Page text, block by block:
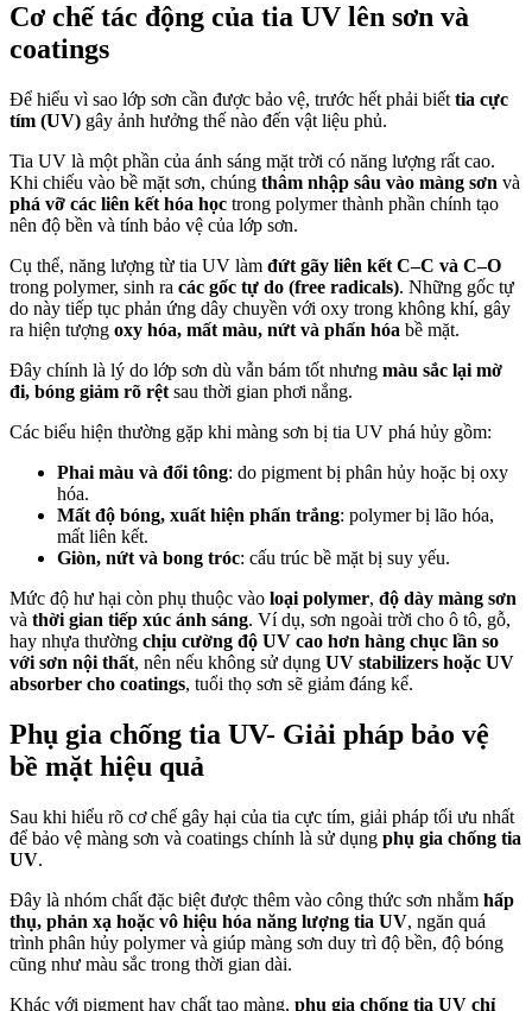
Cơ chế tác động của tia UV lên sơn và
coatings
Để hiểu vì sao lớp sơn cần được bảo vệ, trước hết phải biết tia cực
tím (UV) gây ảnh hưởng thế nào đến vật liệu phủ.
Tia UV là một phần của ánh sáng mặt trời có năng lượng rất cao.
Khi chiếu vào bề mặt sơn, chúng thâm nhập sâu vào màng sơn và
phá vỡ các liên kết hóa học trong polymer thành phần chính tạo
nên độ bền và tính bảo vệ của lớp sơn.
Cụ thể, năng lượng từ tia UV làm đứt gãy liên kết C–C và C–O
trong polymer, sinh ra các gốc tự do (free radicals). Những gốc tự
do này tiếp tục phản ứng dây chuyền với oxy trong không khí, gây
ra hiện tượng oxy hóa, mất màu, nứt và phấn hóa bề mặt.
Đây chính là lý do lớp sơn dù vẫn bám tốt nhưng màu sắc lại mờ
đi, bóng giảm rõ rệt sau thời gian phơi nắng.
Các biểu hiện thường gặp khi màng sơn bị tia UV phá hủy gồm:
Phai màu và đổi tông: do pigment bị phân hủy hoặc bị oxy
hóa.
Mất độ bóng, xuất hiện phấn trắng: polymer bị lão hóa,
mất liên kết.
Giòn, nứt và bong tróc: cấu trúc bề mặt bị suy yếu.
Mức độ hư hại còn phụ thuộc vào loại polymer, độ dày màng sơn
và thời gian tiếp xúc ánh sáng. Ví dụ, sơn ngoài trời cho ô tô, gỗ,
hay nhựa thường chịu cường độ UV cao hơn hàng chục lần so
với sơn nội thất, nên nếu không sử dụng UV stabilizers hoặc UV
absorber cho coatings, tuổi thọ sơn sẽ giảm đáng kể.
Phụ gia chống tia UV- Giải pháp bảo vệ
bề mặt hiệu quả
Sau khi hiểu rõ cơ chế gây hại của tia cực tím, giải pháp tối ưu nhất
để bảo vệ màng sơn và coatings chính là sử dụng phụ gia chống tia
UV.
Đây là nhóm chất đặc biệt được thêm vào công thức sơn nhằm hấp
thụ, phản xạ hoặc vô hiệu hóa năng lượng tia UV, ngăn quá
trình phân hủy polymer và giúp màng sơn duy trì độ bền, độ bóng
cũng như màu sắc trong thời gian dài.
Khác với pigment hay chất tạo màng, phụ gia chống tia UV chỉ